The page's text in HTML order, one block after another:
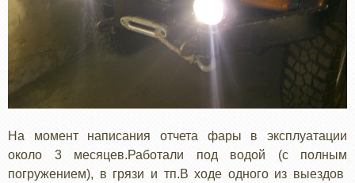
На момент написания отчета фары в эксплуатации
около 3 месяцев.Работали под водой (с полным
погружением), в грязи и тп.В ходе одного из выездов